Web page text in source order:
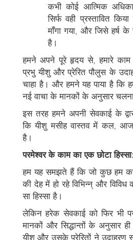
कभी कोई आत्मिक
सिर्फ वही प्रस्तावित
माँगा गया, और जिसे हर्ष के
है।
हमने अपने पूरे हृदय से, हमारे काम
प्रभु यीशु और प्रेरित पौलुस के
चाहा है। और हमने यह पाया है कि
नई वाचा के मानकों के अनुसार
इस तरह हमने अपनी सेवकाई के
कि यीशु मसीह वास्तव में कल,
है।
परमेश्वर के काम का एक छोटा हिस्सा:
हम यह समझते हैं कि जो कुछ हम
की देह में हो रहे विभिन्न् और विविध
सा हिस्सा है।
लेकिन हरेक सेवकाई को फिर भी
मानकों और सिद्धान्तों के अनुसार
यीशु और उसके प्रेरितों ने उदाहरण